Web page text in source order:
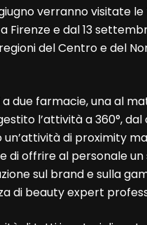
verranno visitate
Firenze e dal 13
del Centro e del
due farmacie, una al
l’attività a 360°,
di proximity
di offrire al personale
sul brand e sulla
di beauty expert